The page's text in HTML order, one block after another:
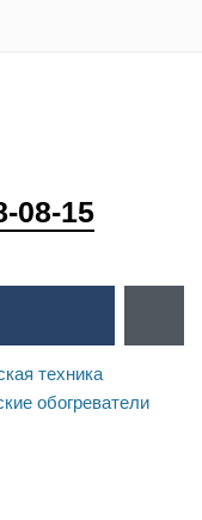
08-15
техника
обогреватели